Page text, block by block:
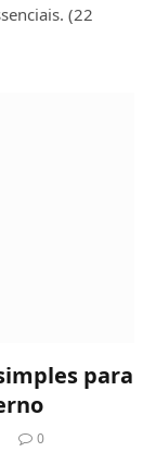
(22
para
0